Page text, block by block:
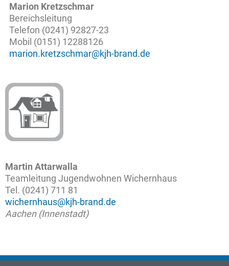
Marion Kretzschmar
Bereichsleitung
Telefon (0241) 92827-23
Mobil (0151) 12288126
marion.kretzschmar@kjh-brand.de
Martin Attarwalla
Teamleitung Jugendwohnen Wichernhaus
Tel. (0241) 711 81
wichernhaus@kjh-brand.de
Aachen (Innenstadt)